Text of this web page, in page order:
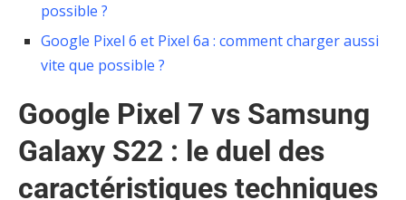
possible ?
Google Pixel 6 et Pixel 6a : comment charger aussi
vite que possible ?
Google Pixel 7 vs Samsung
Galaxy S22 : le duel des
caractéristiques techniques